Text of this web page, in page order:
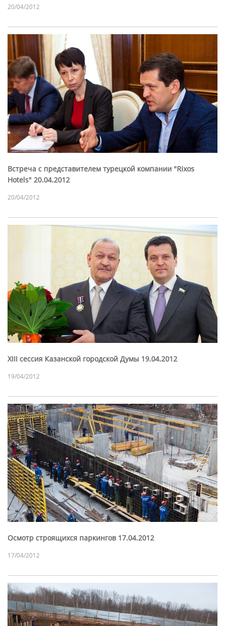
20/04/2012
Встреча с представителем турецкой компании "Rixos
Hotels" 20.04.2012
20/04/2012
XIII сессия Казанской городской Думы 19.04.2012
19/04/2012
Осмотр строящихся паркингов 17.04.2012
17/04/2012